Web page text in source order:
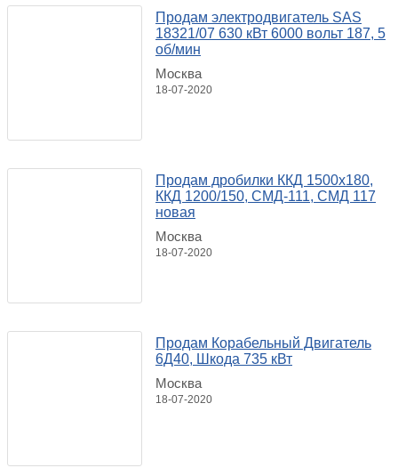
Продам электродвигатель SAS
18321/07 630 кВт 6000 вольт 187, 5
об/мин
Москва
18-07-2020
Продам дробилки ККД 1500x180,
ККД 1200/150, СМД-111, СМД 117
новая
Москва
18-07-2020
Продам Корабельный Двигатель
6Д40, Шкода 735 кВт
Москва
18-07-2020